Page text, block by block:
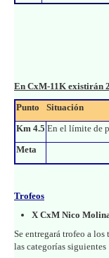
En CxM-11K existirán
Punto
Situación
Km 4.5 En el límite de
Meta
Trofeos
X CxM Nico
Se entregará trofeo a
las categorías siguientes